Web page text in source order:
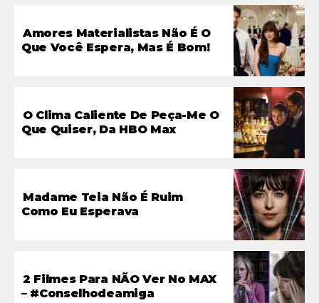
Amores Materialistas Não É O
Que Você Espera, Mas É Bom!
O Clima Caliente De Peça-Me O
Que Quiser, Da HBO Max
Madame Teia Não É Ruim
Como Eu Esperava
2 Filmes Para NÃO Ver No MAX
– #conselhodeamiga